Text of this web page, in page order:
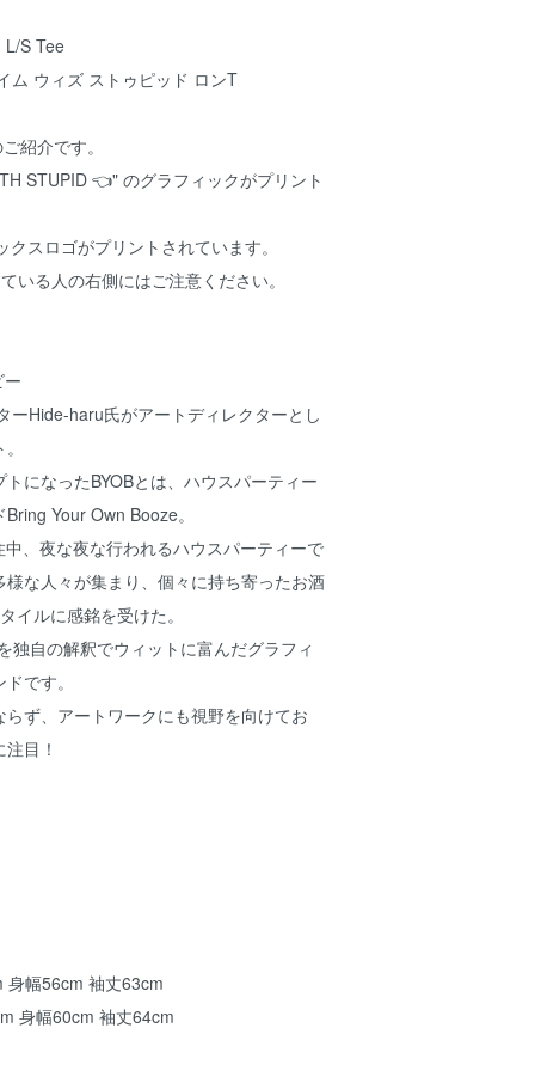
L/S Tee
ム ウィズ ストゥピッド ロンT
紹介です。
STUPID 👈" のグラフィックがプリント
スロゴがプリントされています。
いる人の右側にはご注意ください。
ー
ーHide-haru氏がアートディレクターとし
になったBYOBとは、ハウスパーティー
Your Own Booze。
、夜な夜な行われるハウスパーティーで
な人々が集まり、個々に持ち寄ったお酒
イルに感銘を受けた。
独自の解釈でウィットに富んだグラフィ
です。
ず、アートワークにも視野を向けてお
目！
身幅56cm 袖丈63cm
身幅60cm 袖丈64cm